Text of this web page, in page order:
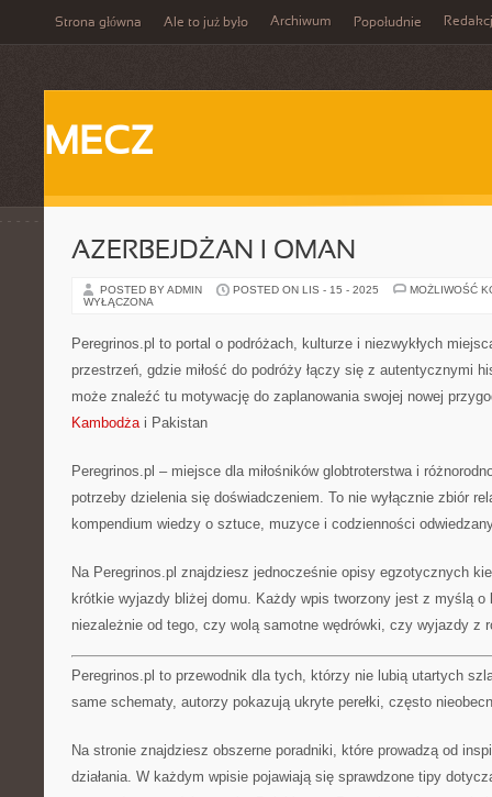
Strona główna Ale to już było Archiwum Popołudnie
MECZ
AZERBEJDŻAN I OMAN
POSTED BY ADMIN POSTED ON LIS - 15 - 2025
MOŻLIWOŚĆ
WYŁĄCZONA
Peregrinos.pl to portal o podróżach, kulturze i niezwykłych
przestrzeń, gdzie miłość do podróży łączy się z autentycznymi
może znaleźć tu motywację do zaplanowania swojej nowej
Kambodżai Pakistan
Peregrinos.pl – miejsce dla miłośników globtroterstwa i
potrzeby dzielenia się doświadczeniem. To nie wyłącznie zbiór
kompendium wiedzy o sztuce, muzyce i codzienności
Na Peregrinos.pl znajdziesz jednocześnie opisy egzotycznych
krótkie wyjazdy bliżej domu. Każdy wpis tworzony jest z myślą o
niezależnie od tego, czy wolą samotne wędrówki, czy wyjazdy z
Peregrinos.pl to przewodnik dla tych, którzy nie lubią utartych
same schematy, autorzy pokazują ukryte perełki, często
Na stronie znajdziesz obszerne poradniki, które prowadzą od
działania. W każdym wpisie pojawiają się sprawdzone tipy